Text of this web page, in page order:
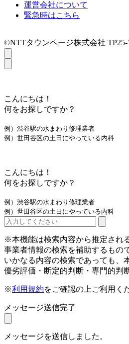
運営会社について
緊急時はこちら
©NTTタウンページ株式会社 TP25-
こんにちは！
何をお探しですか？
例）渋谷駅の水まわり修理業者
例）世田谷区の土日にやっている内科
こんにちは！
何をお探しですか？
例）渋谷駅の水まわり修理業者
例）世田谷区の土日にやっている内科
※本機能は検索内容から推定され
事業者情報の検索を補助するもの
いかなる内容の検索であっても、
優劣評価・断定的判断・専門的判
※利用規約をご確認の上ご利用く
メッセージ送信完了
メッセージを送信しました。